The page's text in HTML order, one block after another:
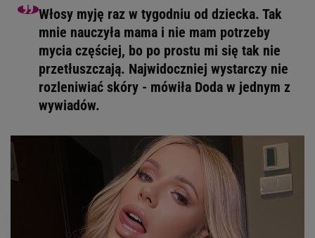
Włosy myję raz w tygodniu od dziecka. Tak
mnie nauczyła mama i nie mam potrzeby
mycia częściej, bo po prostu mi się tak nie
przetłuszczają. Najwidoczniej wystarczy nie
rozleniwiać skóry - mówiła Doda w jednym z
wywiadów.